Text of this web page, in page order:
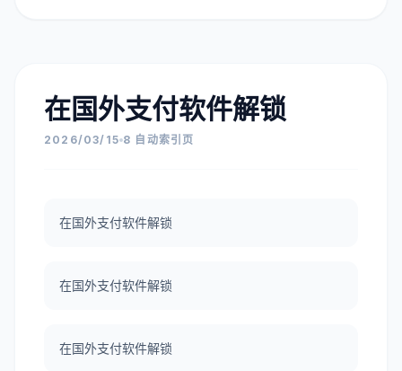
在国外支付软件解锁
2026/03/15 8 自动索引页
在国外支付软件解锁
在国外支付软件解锁
在国外支付软件解锁